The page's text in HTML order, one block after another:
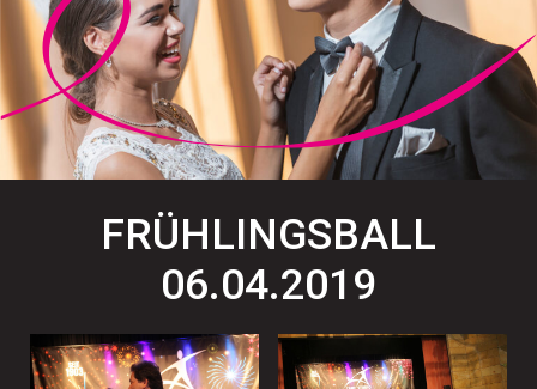
FRÜHLINGSBALL
06.04.2019